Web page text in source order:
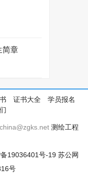
简章
证书大全
学员报名
测绘工程
19036401号-19 苏公网
号